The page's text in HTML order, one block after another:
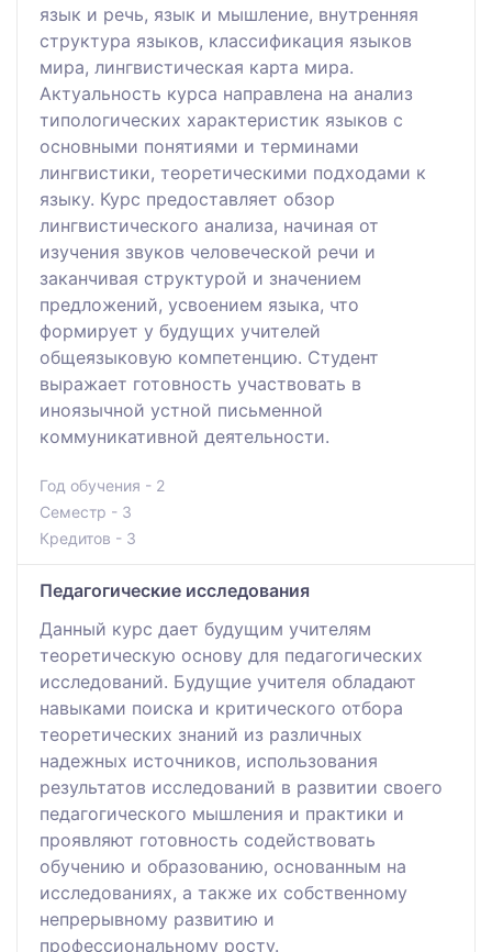
язык и речь, язык и мышление, внутренняя
структура языков, классификация языков
мира, лингвистическая карта мира.
Актуальность курса направлена на анализ
типологических характеристик языков с
основными понятиями и терминами
лингвистики, теоретическими подходами к
языку. Курс предоставляет обзор
лингвистического анализа, начиная от
изучения звуков человеческой речи и
заканчивая структурой и значением
предложений, усвоением языка, что
формирует у будущих учителей
общеязыковую компетенцию. Студент
выражает готовность участвовать в
иноязычной устной письменной
коммуникативной деятельности.
Год обучения - 2
Семестр - 3
Кредитов - 3
Педагогические исследования
Данный курс дает будущим учителям
теоретическую основу для педагогических
исследований. Будущие учителя обладают
навыками поиска и критического отбора
теоретических знаний из различных
надежных источников, использования
результатов исследований в развитии своего
педагогического мышления и практики и
проявляют готовность содействовать
обучению и образованию, основанным на
исследованиях, а также их собственному
непрерывному развитию и
профессиональному росту.